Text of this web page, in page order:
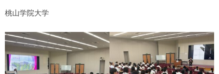
桃山学院大学